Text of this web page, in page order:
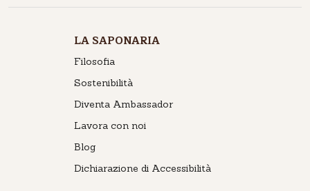
LA SAPONARIA
Filosofia
Sostenibilità
Diventa Ambassador
Lavora con noi
Blog
Dichiarazione di Accessibilità